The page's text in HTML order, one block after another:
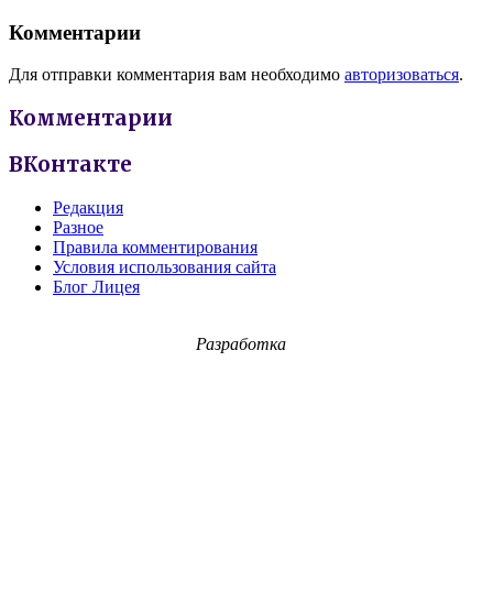
Комментарии
Для отправки комментария вам необходимо авторизоваться.
Комментарии
ВКонтакте
Редакция
Разное
Правила комментирования
Условия использования сайта
Блог Лицея
Разработка